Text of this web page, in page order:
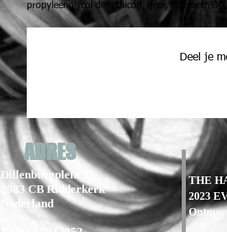
propyleenglycol dimethicon, geur, ceteraeth-
Deel je
ADRES
Dillenburgplein 23
2983 CB Ridderkerk
Nederland
THE
2023